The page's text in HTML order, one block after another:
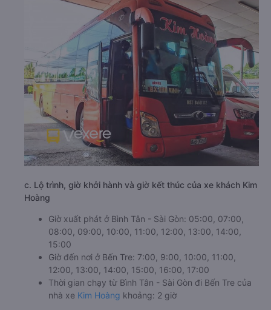
c. Lộ trình, giờ khởi hành và giờ kết thúc của xe khách Kim
Hoàng
Giờ xuất phát ở Bình Tân - Sài Gòn: 05:00, 07:00,
08:00, 09:00, 10:00, 11:00, 12:00, 13:00, 14:00,
15:00
Giờ đến nơi ở Bến Tre: 7:00, 9:00, 10:00, 11:00,
12:00, 13:00, 14:00, 15:00, 16:00, 17:00
Thời gian chạy từ Bình Tân - Sài Gòn đi Bến Tre của
nhà xe Kim Hoàng khoảng: 2 giờ